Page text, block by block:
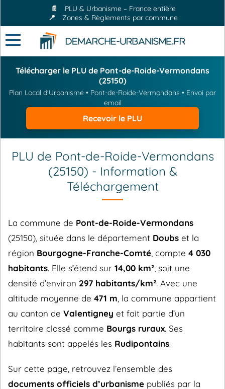
📄
PLU & Urbanisme – France entière
📍
Zones & Règlements par commune
Télécharger le PLU de Pont-de-Roide-Vermondans
(25150)
Plan Local d'Urbanisme • Pont-de-Roide-Vermondans • Envoi par
email
Recevoir le PLU
PLU de Pont-de-Roide-Vermondans
(25150) - Information &
Téléchargement
La commune de Pont-de-Roide-Vermondans
(25150), située dans le département Doubs et la
région Bourgogne-Franche-Comté , compte 4 030
habitants. Elle s’étend sur 14,00 km² , soit une
densité d’environ 297 habitants/km². Avec une
altitude moyenne de 471 m , la commune appartient
au canton de Valentigney et fait partie d’un
territoire classé comme Bourgs ruraux. Ses
habitants sont appelés les Rudipontains.
Sur cette page, retrouvez l’ensemble des
documents officiels d’urbanisme publiés par la